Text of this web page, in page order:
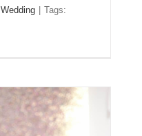
Wedding | Tags: